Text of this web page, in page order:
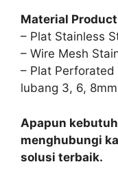
Material
– Plat Stainless
– Wire Mesh
– Plat
lubang 3, 6, 8mm
Apapun
menghubungi
solusi terbaik.